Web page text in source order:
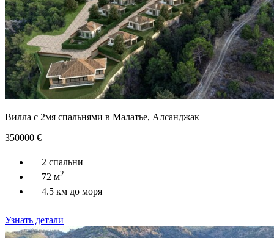
Вилла с 2мя спальнями в Малатье, Алсанджак
350000 €
2 спальни
72 м2
4.5 км до моря
Узнать детали